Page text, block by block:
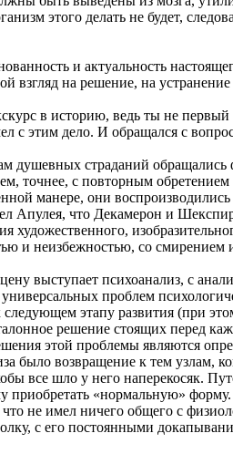
этого делать не будет,
и актуальность
взгляд на решение, на
в историю, ведь ты не
с этим дело. И обращался с
душевных страданий
точнее, с повторным
манере, они
Апулея, что Декамерон и
художественного,
и неизбежностью, со смирением
выступает психоанализ, с
проблем
этапу развития (при
решение стоящих перед
этой проблемы являются
было возвращение к тем узлам,
все шло у него наперекосяк.
приобретать «нормальную»
не имел ничего общего с
с его постоянными